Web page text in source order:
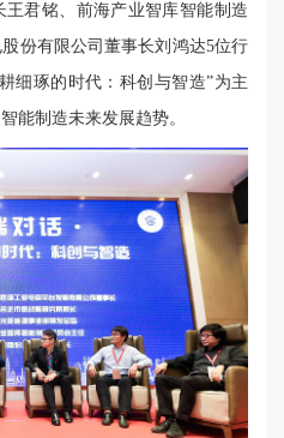
君铭、前海产业智库智能制造
份有限公司董事长刘鸿达5位行
细琢的时代：科创与智造”为主
能制造未来发展趋势。